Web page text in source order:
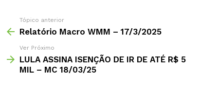
Tópico anterior
Relatório Macro WMM – 17/3/2025
Ver Próximo
LULA ASSINA ISENÇÃO DE IR DE ATÉ R$ 5
MIL – MC 18/03/25